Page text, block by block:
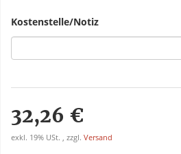
Kostenstelle/Notiz
32,26 €
exkl. 19% USt. , zzgl. Versand